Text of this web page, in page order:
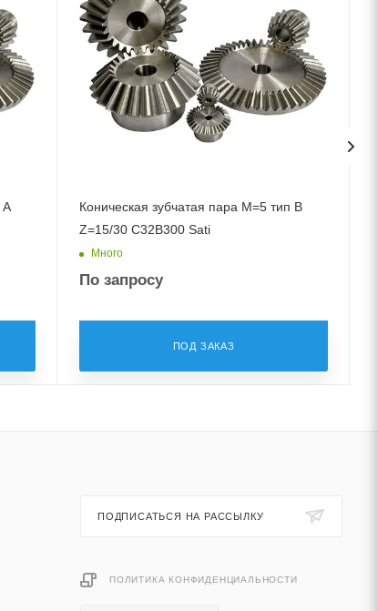
A
Коническая зубчатая пара M=5 тип B
Z=15/30 C32B300 Sati
Много
По запросу
ПОД ЗАКАЗ
ПОДПИСАТЬСЯ НА РАССЫЛКУ
ПОЛИТИКА КОНФИДЕНЦИАЛЬНОСТИ